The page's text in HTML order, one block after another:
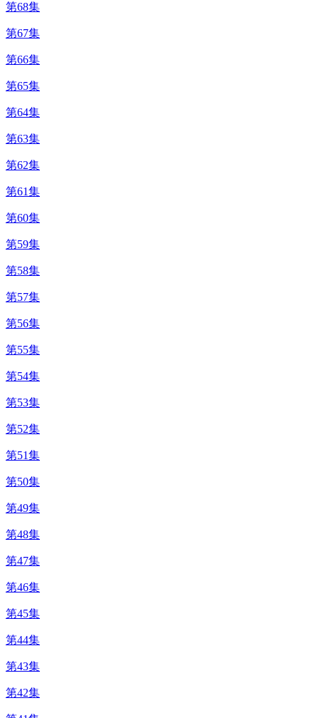
第68集
第67集
第66集
第65集
第64集
第63集
第62集
第61集
第60集
第59集
第58集
第57集
第56集
第55集
第54集
第53集
第52集
第51集
第50集
第49集
第48集
第47集
第46集
第45集
第44集
第43集
第42集